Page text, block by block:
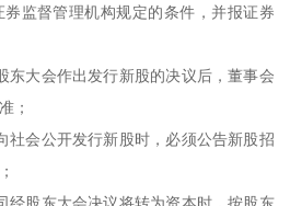
监督管理机构规定的条件，并报证券
东大会作出发行新股的决议后，董事会
；
社会公开发行新股时，必须公告新股招
经股东大会决议将转为资本时，按股东